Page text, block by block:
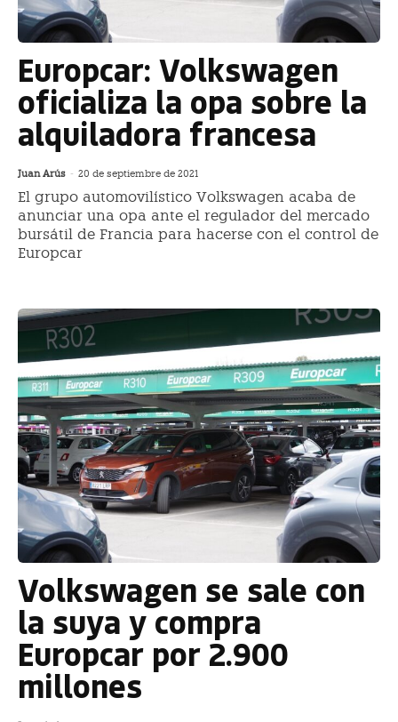
Europcar: Volkswagen
oficializa la opa sobre la
alquiladora francesa
Juan Arús - 20 de septiembre de 2021
El grupo automovilístico Volkswagen acaba de
anunciar una opa ante el regulador del mercado
bursátil de Francia para hacerse con el control de
Europcar
Volkswagen se sale con
la suya y compra
Europcar por 2.900
millones